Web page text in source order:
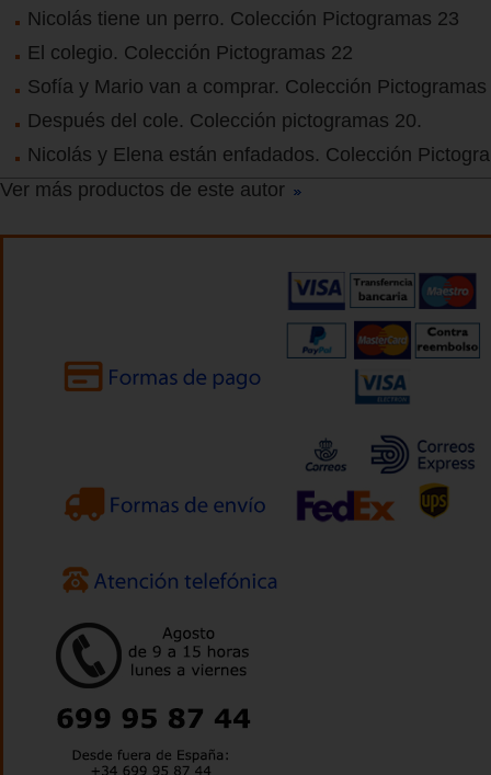
Nicolás tiene un perro. Colección Pictogramas 23
El colegio. Colección Pictogramas 22
Sofía y Mario van a comprar. Colección Pictogramas
Después del cole. Colección pictogramas 20.
Nicolás y Elena están enfadados. Colección
Ver más productos de este autor